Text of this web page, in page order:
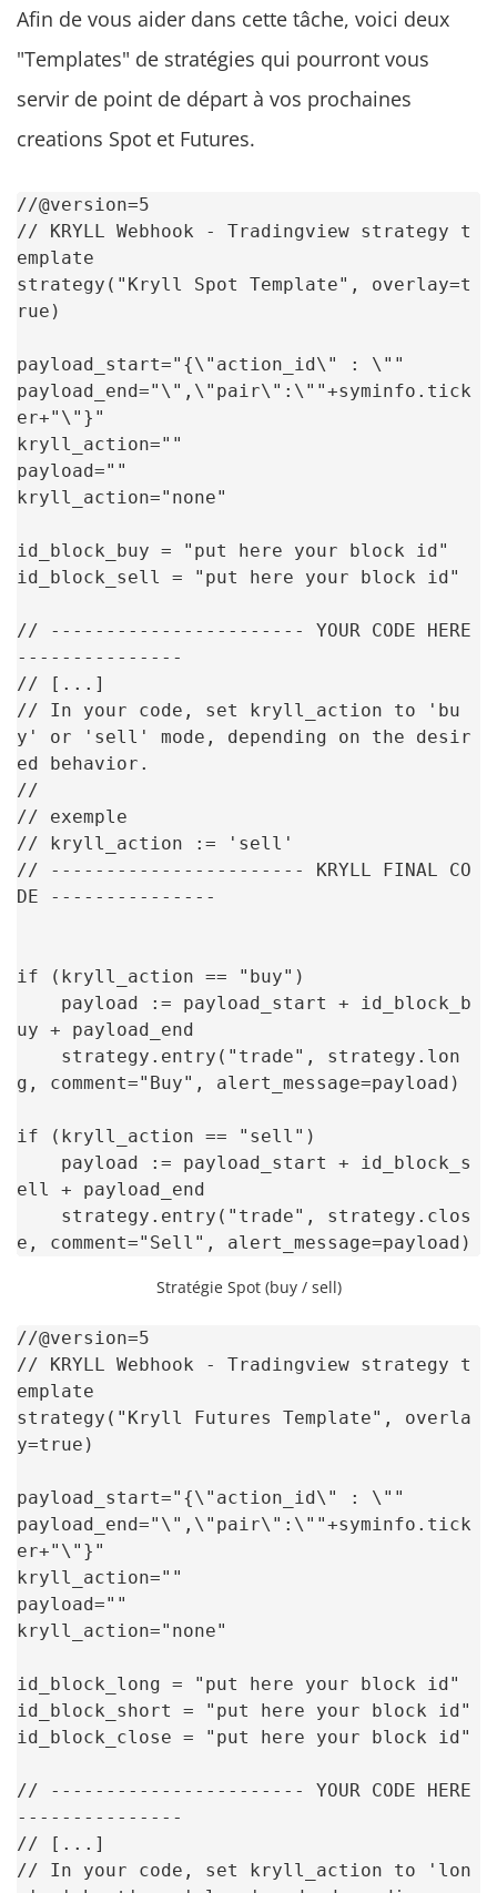
Afin de vous aider dans cette tâche, voici deux
"Templates" de stratégies qui pourront vous
servir de point de départ à vos prochaines
creations Spot et Futures.
//@version=5
// KRYLL Webhook - Tradingview strategy t
emplate
strategy("Kryll Spot Template", overlay=t
rue)
payload_start="{\"action_id\" : \""
payload_end="\",\"pair\":\""+syminfo.tick
er+"\"}"
kryll_action=""
payload=""
kryll_action="none"
id_block_buy = "put here your block id"
id_block_sell = "put here your block id"
// ----------------------- YOUR CODE HERE
---------------
// [...]
// In your code, set kryll_action to 'bu
y' or 'sell' mode, depending on the desir
ed behavior.
//
// exemple
// kryll_action := 'sell'
// ----------------------- KRYLL FINAL CO
DE ---------------
if (kryll_action == "buy")
uy + payload_end
g, comment="Buy", alert_message=payload)
if (kryll_action == "sell")
ell + payload_end
e, comment="Sell", alert_message=payload)
Stratégie Spot (buy / sell)
//@version=5
// KRYLL Webhook - Tradingview strategy t
emplate
strategy("Kryll Futures Template", overla
y=true)
payload_start="{\"action_id\" : \""
payload_end="\",\"pair\":\""+syminfo.tick
er+"\"}"
kryll_action=""
payload=""
kryll_action="none"
id_block_long = "put here your block id"
id_block_short = "put here your block id"
id_block_close = "put here your block id"
// ----------------------- YOUR CODE HERE
---------------
// [...]
// In your code, set kryll_action to 'lon